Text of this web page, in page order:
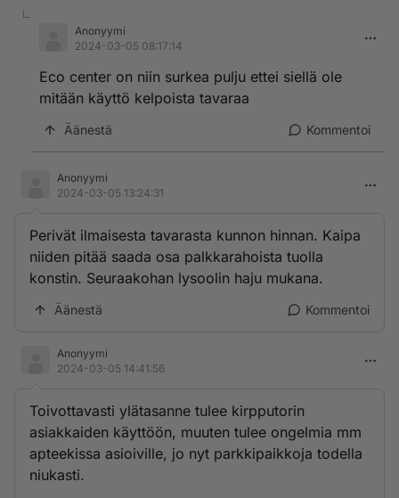
Anonyymi
2024-03-05 08:17:14
Eco center on niin surkea pulju ettei siellä ole
mitään käyttö kelpoista tavaraa
Äänestä Kommentoi
Anonyymi
2024-03-05 13:24:31
Perivät ilmaisesta tavarasta kunnon hinnan. Kaipa
niiden pitää saada osa palkkarahoista tuolla
konstin. Seuraakohan lysoolin haju mukana.
Äänestä Kommentoi
Anonyymi
2024-03-05 14:41:56
Toivottavasti ylätasanne tulee kirpputorin
asiakkaiden käyttöön, muuten tulee ongelmia mm
apteekissa asioiville, jo nyt parkkipaikkoja todella
niukasti.